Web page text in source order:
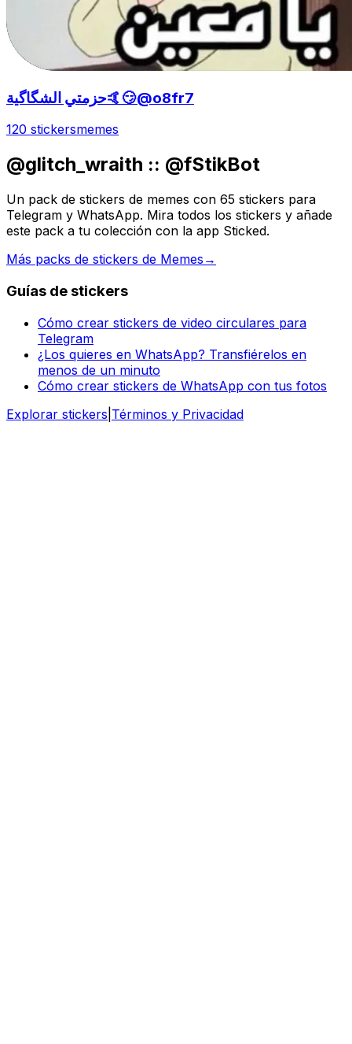
حزمتي الشگاگية🤙😏@o8fr7
120 stickersmemes
@glitch_wraith :: @fStikBot
Un pack de stickers de memes con 65 stickers para
Telegram y WhatsApp. Mira todos los stickers y añade
este pack a tu colección con la app Sticked.
Más packs de stickers de Memes →
Guías de stickers
Cómo crear stickers de video circulares para
Telegram
¿Los quieres en WhatsApp? Transfiérelos en
menos de un minuto
Cómo crear stickers de WhatsApp con tus fotos
Explorar stickers Términos y Privacidad